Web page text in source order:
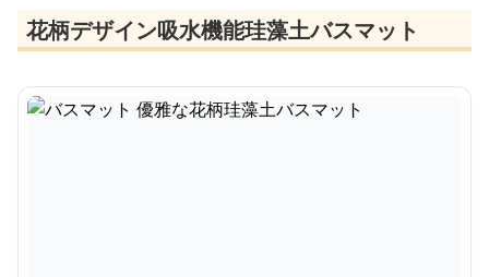
花柄デザイン吸水機能珪藻土バスマット